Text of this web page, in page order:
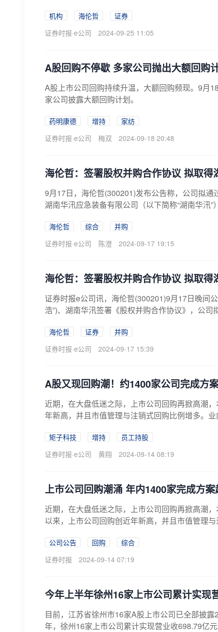
机构 海伦哲
证券
证券时报·e公司
2024-09-25 11:05
A股回购不停歇 多家公司抛出大额回购
A股上市公司回购持续升温，大额回购频现。9月
家公司披露大额回购计划。
药明康德 增持
家纺
证券时报·e公司
梅双 2024-09-18 20:48
海伦哲：签署股权并购合作协议 拟取得
9月17日，海伦哲(300201)发布公告称，公司拟
湖南华汛应急装备有限公司（以下简称“湖南华汛
海伦哲 综合
并购
证券时报·e公司
陈澄 2024-09-17 19:15
海伦哲：签署股权并购合作协议 拟取得
证券时报e公司讯，海伦哲(300201)9月17日晚间
浩”)、湖南华汛签署《股权并购合作协议》，公
海伦哲 证券
并购
证券时报·e公司
2024-09-17 15:39
A股又现回购潮！约1400家公司完成方
近期，在大盘低迷之际，上市公司回购再掀高潮
年新高，并且市值管理与注销式回购比例增多。
矩子科技 增持
员工持股
证券时报·e公司
黄翔 2024-09-14 08:19
上市公司回购潮涌 年内1400家完成方
近期，在大盘低迷之际，上市公司回购再掀高潮
以来，上市公司回购创近年新高，并且市值管理
公司公告 回购
综合
证券时报
2024-09-14 07:19
今年上半年徐州16家上市公司累计实现
目前，江苏省徐州市16家A股上市公司已全部披
年，徐州16家上市公司累计实现营业收698.79亿